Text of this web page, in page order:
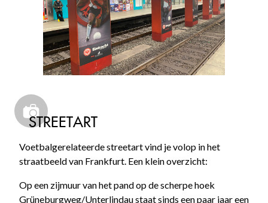
STREETART
Voetbalgerelateerde streetart vind je volop in het
straatbeeld van Frankfurt. Een klein overzicht:
Op een zijmuur van het pand op de scherpe hoek
Grüneburgweg/Unterlindau staat sinds een paar jaar een